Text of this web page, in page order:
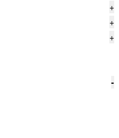
+
+
+
-